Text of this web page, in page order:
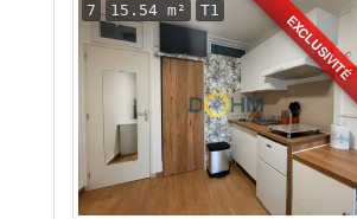
EXCLUSIVITÉ
7 15.54 m² T1